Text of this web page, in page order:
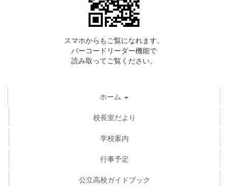
スマホからもご覧になれます。
バーコードリーダー機能で
読み取ってご覧ください。
ホーム
校長室だより
学校案内
行事予定
公立高校ガイドブック